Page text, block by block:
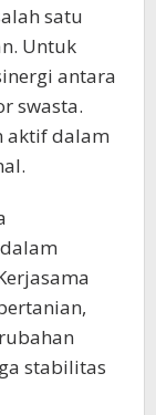
satu
Untuk
antara
swasta.
aktif dalam
stabilitas